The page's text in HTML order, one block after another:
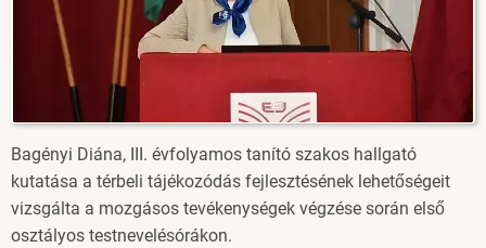
Bagényi Diána, III. évfolyamos tanító szakos hallgató
kutatása a térbeli tájékozódás fejlesztésének lehetőségeit
vizsgálta a mozgásos tevékenységek végzése során első
osztályos testnevelésórákon.